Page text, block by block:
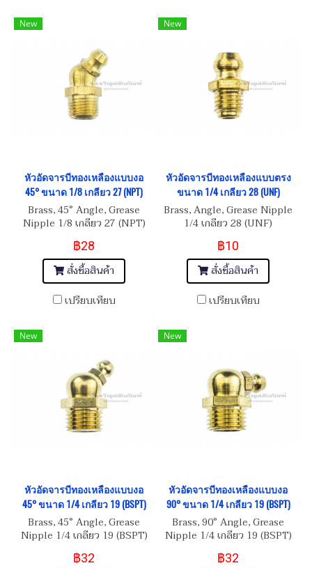
New
หัวอัดจารบีทองเหลืองแบบงอ
45° ขนาด 1/8 เกลียว 27 (NPT)
Brass, 45° Angle, Grease
Nipple 1/8 เกลียว 27 (NPT)
฿28
สั่งซื้อสินค้า
เปรียบเทียบ
New
หัวอัดจารบีทองเหลืองแบบตรง
ขนาด 1/4 เกลียว 28 (UNF)
Brass, Angle, Grease Nipple
1/4 เกลียว 28 (UNF)
฿10
สั่งซื้อสินค้า
เปรียบเทียบ
New
หัวอัดจารบีทองเหลืองแบบงอ
45° ขนาด 1/4 เกลียว 19 (BSPT)
Brass, 45° Angle, Grease
Nipple 1/4 เกลียว 19 (BSPT)
฿32
New
หัวอัดจารบีทองเหลืองแบบงอ
90° ขนาด 1/4 เกลียว 19 (BSPT)
Brass, 90° Angle, Grease
Nipple 1/4 เกลียว 19 (BSPT)
฿32